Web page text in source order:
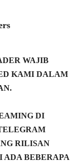
WAJIB
KAMI DALAM
DI
RILISAN
BEBERAPA